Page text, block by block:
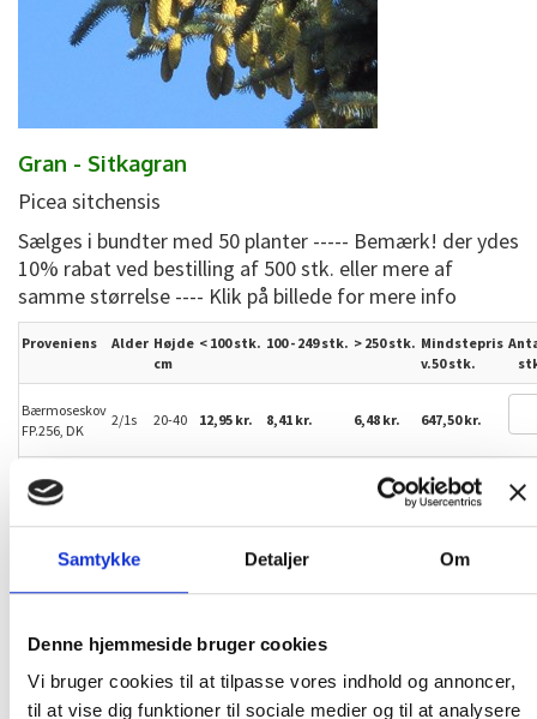
Samtykke Detaljer Om
Denne hjemmeside bruger cookies
Vi bruger cookies til at tilpasse vores indhold og annoncer,
til at vise dig funktioner til sociale medier og til at analysere
Gran - Sitkagran
Picea sitchensis
Sælges i bundter med 50 planter ----- Bemærk! der ydes
10% rabat ved bestilling af 500 stk. eller mere af
samme størrelse ---- Klik på billede for mere info
Proveniens Alder Højde
cm
< 100 stk. 100 - 249 stk. > 250stk. Mindstepris
v.50 stk.
Bærmoseskov
FP.256, DK
2/1s 20-40 12,95 kr. 8,41 kr. 6,48 kr. 647,50 kr.
C.E. Flensborg
FP608, DK
6,96 kr. 696,50 kr.
Kan leveres igen fra uge 36